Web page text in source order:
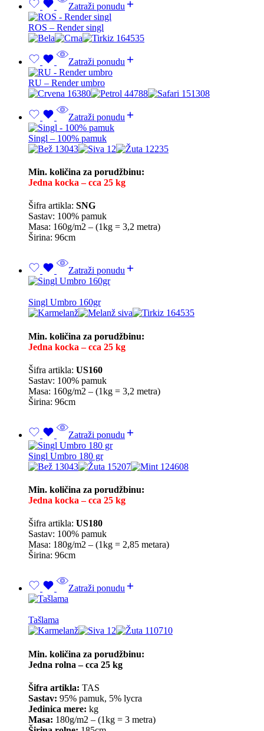
Zatraži ponudu
ROS – Render singl
Zatraži ponudu
RU – Render umbro
Zatraži ponudu
Singl – 100% pamuk
Min. količina za porudžbinu:
Jedna kocka – cca 25 kg
Šifra artikla: SNG
Sastav: 100% pamuk
Masa: 160g/m2 – (1kg = 3,2 metra)
Širina: 96cm
Zatraži ponudu
Singl Umbro 160gr
Min. količina za porudžbinu:
Jedna kocka – cca 25 kg
Šifra artikla: US160
Sastav: 100% pamuk
Masa: 160g/m2 – (1kg = 3,2 metra)
Širina: 96cm
Zatraži ponudu
Singl Umbro 180 gr
Min. količina za porudžbinu:
Jedna kocka – cca 25 kg
Šifra artikla: US180
Sastav: 100% pamuk
Masa: 180g/m2 – (1kg = 2,85 metara)
Širina: 96cm
Zatraži ponudu
Tašlama
Min. količina za porudžbinu:
Jedna rolna – cca 25 kg
Šifra artikla: TAS
Sastav: 95% pamuk, 5% lycra
Jedinica mere: kg
Masa: 180g/m2 – (1kg = 3 metra)